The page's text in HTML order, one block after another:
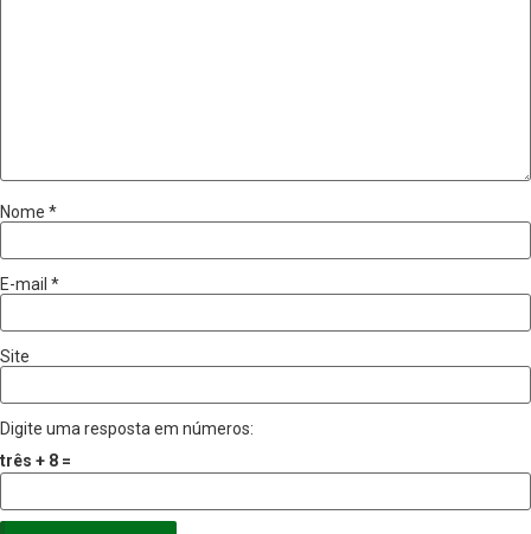
Nome *
E-mail *
Site
Digite uma resposta em números:
três + 8 =